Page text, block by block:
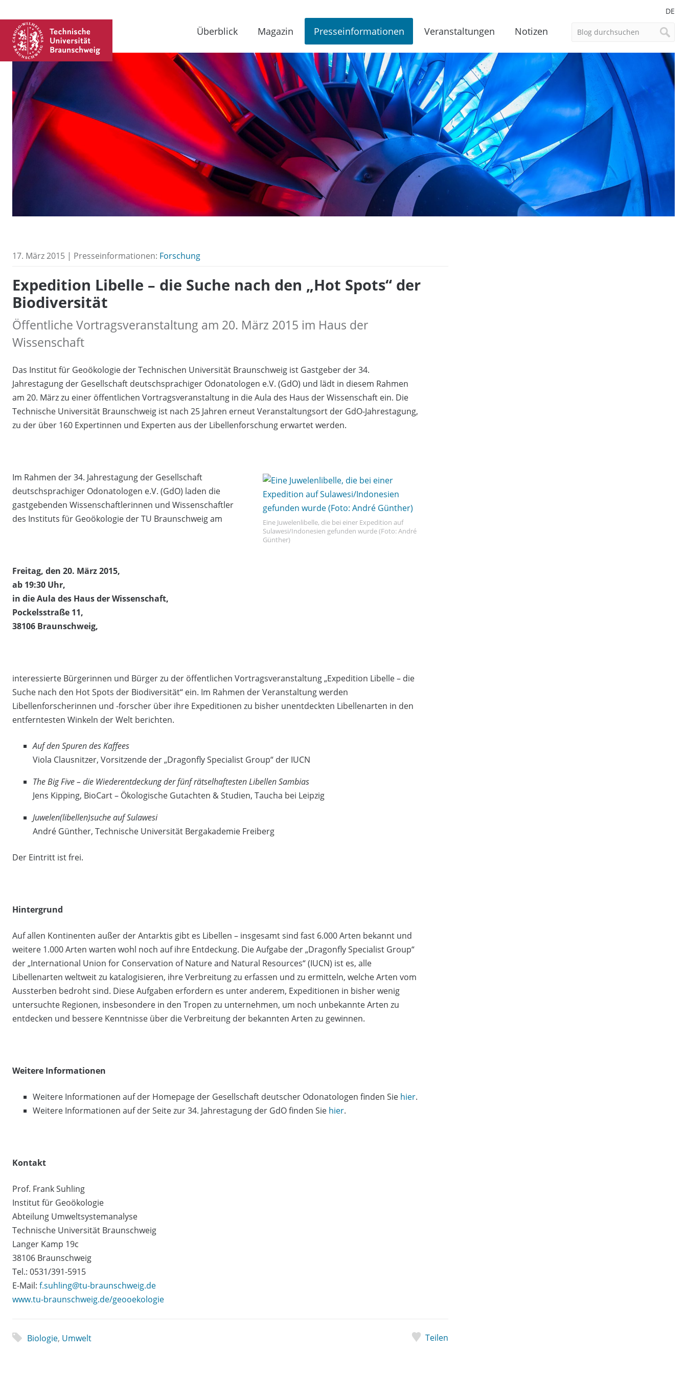
DE
Überblick Magazin Presseinformationen Veranstaltungen Notizen
17. März 2015 | Presseinformationen: Forschung
Expedition Libelle – die Suche nach den „Hot Spots“ der
Biodiversität
Öffentliche Vortragsveranstaltung am 20. März 2015 im Haus der
Wissenschaft
Das Institut für Geoökologie der Technischen Universität Braunschweig ist Gastgeber der 34.
Jahrestagung der Gesellschaft deutschsprachiger Odonatologen e.V. (GdO) und lädt in diesem Rahmen
am 20. März zu einer öffentlichen Vortragsveranstaltung in die Aula des Haus der Wissenschaft ein. Die
Technische Universität Braunschweig ist nach 25 Jahren erneut Veranstaltungsort der GdO-Jahrestagung,
zu der über 160 Expertinnen und Experten aus der Libellenforschung erwartet werden.
Eine Juwelenlibelle, die bei einer Expedition auf
Sulawesi/Indonesien gefunden wurde (Foto: André
Günther)
Im Rahmen der 34. Jahrestagung der Gesellschaft
deutschsprachiger Odonatologen e.V. (GdO) laden die
gastgebenden Wissenschaftlerinnen und Wissenschaftler
des Instituts für Geoökologie der TU Braunschweig am
Freitag, den 20. März 2015,
ab 19:30 Uhr,
in die Aula des Haus der Wissenschaft,
Pockelsstraße 11,
38106 Braunschweig,
interessierte Bürgerinnen und Bürger zu der öffentlichen Vortragsveranstaltung „Expedition Libelle – die
Suche nach den Hot Spots der Biodiversität“ ein. Im Rahmen der Veranstaltung werden
Libellenforscherinnen und -forscher über ihre Expeditionen zu bisher unentdeckten Libellenarten in den
entferntesten Winkeln der Welt berichten.
Auf den Spuren des Kaffees
Viola Clausnitzer, Vorsitzende der „Dragonfly Specialist Group“ der IUCN
The Big Five – die Wiederentdeckung der fünf rätselhaftesten Libellen Sambias
Jens Kipping, BioCart – Ökologische Gutachten & Studien, Taucha bei Leipzig
Juwelen(libellen)suche auf Sulawesi
André Günther, Technische Universität Bergakademie Freiberg
Der Eintritt ist frei.
Hintergrund
Auf allen Kontinenten außer der Antarktis gibt es Libellen – insgesamt sind fast 6.000 Arten bekannt und
weitere 1.000 Arten warten wohl noch auf ihre Entdeckung. Die Aufgabe der „Dragonfly Specialist Group“
der „International Union for Conservation of Nature and Natural Resources“ (IUCN) ist es, alle
Libellenarten weltweit zu katalogisieren, ihre Verbreitung zu erfassen und zu ermitteln, welche Arten vom
Aussterben bedroht sind. Diese Aufgaben erfordern es unter anderem, Expeditionen in bisher wenig
untersuchte Regionen, insbesondere in den Tropen zu unternehmen, um noch unbekannte Arten zu
entdecken und bessere Kenntnisse über die Verbreitung der bekannten Arten zu gewinnen.
Weitere Informationen
Weitere Informationen auf der Homepage der Gesellschaft deutscher Odonatologen finden Sie hier.
Weitere Informationen auf der Seite zur 34. Jahrestagung der GdO finden Sie hier.
Kontakt
Prof. Frank Suhling
Institut für Geoökologie
Abteilung Umweltsystemanalyse
Technische Universität Braunschweig
Langer Kamp 19c
38106 Braunschweig
Tel.: 0531/391-5915
E-Mail: f.suhling@tu-braunschweig.de
www.tu-braunschweig.de/geooekologie
Biologie, Umwelt Teilen